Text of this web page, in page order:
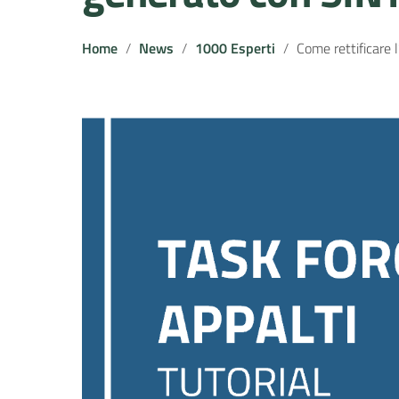
Home News 1000 Esperti Come rettificare l’avviso di pubblicazione associato al